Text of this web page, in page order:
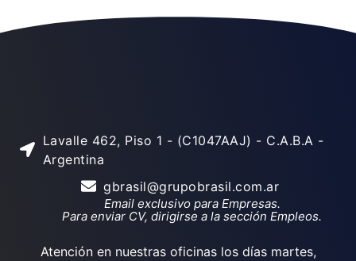
Lavalle 462, Piso 1 - (C1047AAJ) - C.A.B.A -
Argentina
gbrasil@grupobrasil.com.ar
Email exclusivo para Empresas.
Para enviar CV, dirigirse a la sección Empleos.
Atención en nuestras oficinas los días martes,